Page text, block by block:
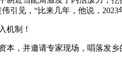
引见，“比来几年，他说，2023
机制！
，并邀请专家现场，唱落发乡